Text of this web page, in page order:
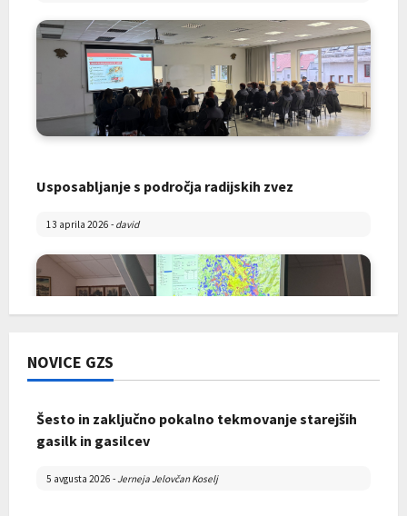
Usposabljanje s področja radijskih zvez
13 aprila 2026 - david
Skupščina Gasilske zveze Mislinjske doline 2026
NOVICE GZS
Šesto in zaključno pokalno tekmovanje starejših
gasilk in gasilcev
5 avgusta 2026 - Jerneja Jelovčan Koselj